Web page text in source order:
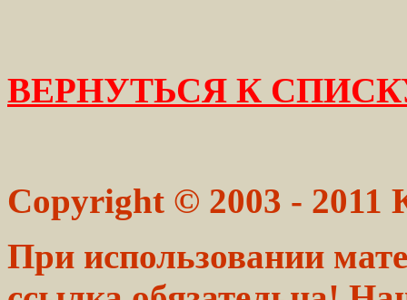
ВЕРНУТЬСЯ К
Copyright © 2003 - 2011
При использовании